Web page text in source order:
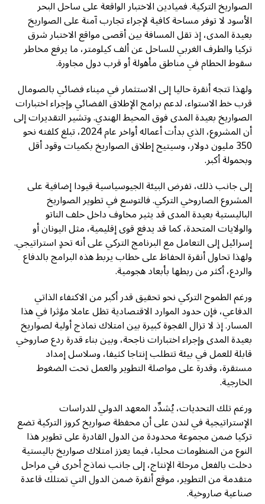
الصواريخ التركية. فميادين الاختبار الواقعة على ساحل البحر
الأسود لا توفر مساحة كافية لإجراء تجارب آمنة على الصواريخ
بعيدة المدى، إذ تقل المسافة بين أقصى مواقع الاختبار شرق
تركيا والطرف الغربي للساحل عن ألف كيلومتر، ما يرفع مخاطر
سقوط الحطام في مناطق مأهولة أو قرب دول مجاورة.
ولهذا تتجه أنقرة حاليا إلى الاستثمار في ميناء فضائي بالصومال
قرب خط الاستواء، لدعم برامج الإطلاق الفضائي وإجراء اختبارات
الصواريخ بعيدة المدى فوق المحيط الهندي. وتشير التقديرات إلى
أن المشروع، الذي بدأت أعماله أواخر عام 2024، تبلغ كلفته نحو
350 مليون دولار، وسيتيح إطلاق الصواريخ بكميات وقود أقل
وبحمولة أكبر.
إلى جانب ذلك، تفرض البيئة الجيوسياسية قيودا إضافية على
المشروع الصاروخي التركي. فالتوسع في تطوير الصواريخ
الباليستية بعيدة المدى قد يثير مخاوف داخل حلف الناتو
والولايات المتحدة، كما قد يدفع قوى إقليمية، مثل اليونان أو
إسرائيل إلى التعامل مع البرنامج التركي على أنه تحدٍ استراتيجي.
ولهذا تحاول أنقرة الحفاظ على خطاب يربط هذه البرامج بالدفاع
والردع، أكثر من ربطها بأبعاد هجومية.
ورغم الطموح التركي نحو تحقيق قدر أكبر من الاكتفاء الذاتي
الدفاعي، فإن حدود الموارد الاقتصادية تظل عاملا مؤثرا في هذا
المسار. إذ لا تزال الفجوة كبيرة بين امتلاك نماذج أولية لصواريخ
بعيدة المدى وإجراء اختبارات ناجحة، وبين بناء قدرة ردع صاروخي
قابلة للعمل في بيئة تتطلب إنتاجا كثيفا، وسلاسل إمداد
مستقرة، وقدرة على مواصلة التطوير والعمل تحت الضغوط
الخارجية.
ورغم تلك التحديات، يُشدِّد المعهد الدولي للدراسات
الإستراتيجية في لندن على أن محفظة صواريخ كروز التركية تضع
تركيا ضمن مجموعة محدودة من الدول القادرة على تطوير هذا
النوع من المنظومات محليا، فيما يعزز امتلاك صواريخ باليستية
دخلت بالفعل مرحلة الإنتاج، إلى جانب نماذج أخرى في مراحل
متقدمة من التطوير، موقع أنقرة ضمن الدول التي تمتلك قاعدة
صناعية صاروخية.